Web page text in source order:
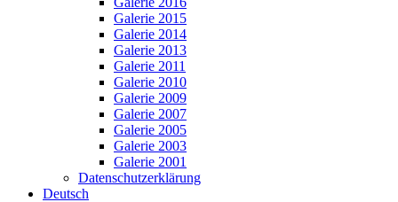
Galerie 2015
Galerie 2014
Galerie 2013
Galerie 2011
Galerie 2010
Galerie 2009
Galerie 2007
Galerie 2005
Galerie 2003
Galerie 2001
Datenschutzerklärung
Deutsch